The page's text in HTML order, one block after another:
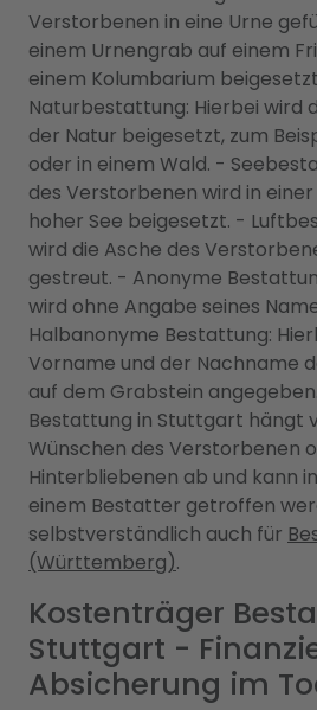
Verstorbenen in eine Urne
einem Urnengrab auf einem
einem Kolumbarium
Naturbestattung: Hierbei wird
der Natur beigesetzt, zum
oder in einem Wald. -
des Verstorbenen wird in
hoher See beigesetzt. -
wird die Asche des
gestreut. - Anonyme
wird ohne Angabe seines
Halbanonyme Bestattung:
Vorname und der Nachname
auf dem Grabstein
Bestattung in Stuttgart hängt
Wünschen des Verstorbenen
Hinterbliebenen ab und kann
einem Bestatter getroffen
selbstverständlich auch für
(Württemberg).
Kostenträger
Stuttgart -
Absicherung im